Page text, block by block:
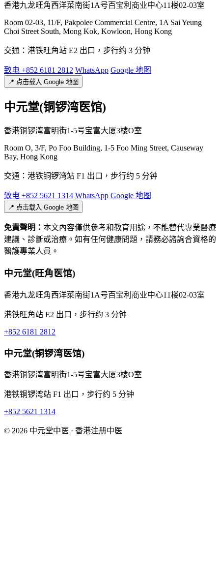
香港九龙旺角西洋菜南街1A号百宝利商业中心11楼02-03室
Room 02-03, 11/F, Pakpolee Commercial Centre, 1A Sai Yeung
Choi Street South, Mong Kok, Kowloon, Hong Kong
交通：港铁旺角站 E2 出口，步行约 3 分钟
致电 +852 6181 2812 WhatsApp Google 地图
📍 点击载入 Google 地图
中元堂(铜锣湾医馆)
香港铜锣湾富明街1-5号宝富大厦3楼O室
Room O, 3/F, Po Foo Building, 1-5 Foo Ming Street, Causeway
Bay, Hong Kong
交通：港铁铜锣湾站 F1 出口，步行约 5 分钟
致电 +852 5621 1314 WhatsApp Google 地图
📍 点击载入 Google 地图
免責聲明： 本文內容僅供參考和教育用途，不能替代專業醫療
建議、診斷或治療。如有任何健康問題，請務必諮詢合資格的
醫護專業人員。
中元堂(旺角医馆)
香港九龙旺角西洋菜南街1A号百宝利商业中心11楼02-03室
港铁旺角站 E2 出口，步行约 3 分钟
+852 6181 2812
中元堂(铜锣湾医馆)
香港铜锣湾富明街1-5号宝富大厦3楼O室
港铁铜锣湾站 F1 出口，步行约 5 分钟
+852 5621 1314
© 2026 中元堂中医 · 香港注册中医